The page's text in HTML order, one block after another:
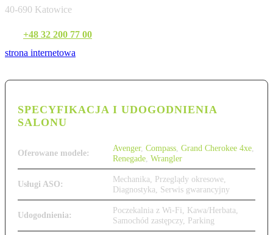
40-690 Katowice
+48 32 200 77 00
strona internetowa
SPECYFIKACJA I UDOGODNIENIA
SALONU
Oferowane modele: Avenger, Compass Grand Cherokee 4xe
Renegade Wrangler
Usługi ASO:
Mechanika, Przeglądy okresowe,
Diagnostyka, Serwis gwarancyjny
Udogodnienia:
Poczekalnia z Wi-Fi, Kawa/Herbata,
Samochód zastępczy, Parking